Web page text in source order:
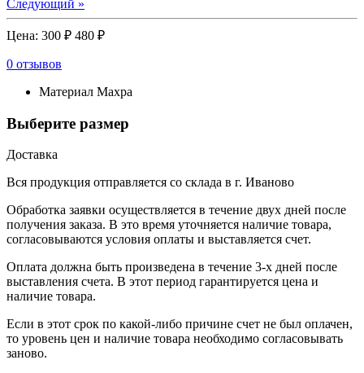
Следующий »
Цена: 300 ₽ 480 ₽
0 отзывов
Материал Махра
Выберите размер
Доставка
Вся продукция отправляется со склада в г. Иваново
Обработка заявки осуществляется в течение двух дней после
получения заказа. В это время уточняется наличие товара,
согласовываются условия оплаты и выставляется счет.
Оплата должна быть произведена в течение 3-х дней после
выставления счета. В этот период гарантируется цена и
наличие товара.
Если в этот срок по какой-либо причине счет не был оплачен,
то уровень цен и наличие товара необходимо согласовывать
заново.